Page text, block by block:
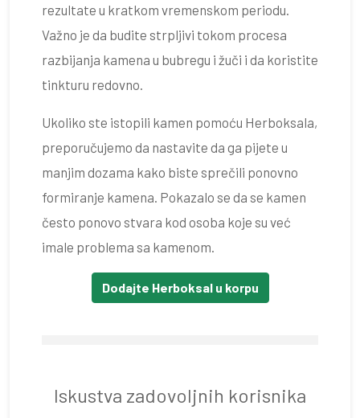
rezultate u kratkom vremenskom periodu.
Važno je da budite strpljivi tokom procesa
razbijanja kamena u bubregu i žuči i da koristite
tinkturu redovno.
Ukoliko ste istopili kamen pomoću Herboksala,
preporučujemo da nastavite da ga pijete u
manjim dozama kako biste sprečili ponovno
formiranje kamena. Pokazalo se da se kamen
često ponovo stvara kod osoba koje su već
imale problema sa kamenom.
Dodajte Herboksal u korpu
Iskustva zadovoljnih korisnika